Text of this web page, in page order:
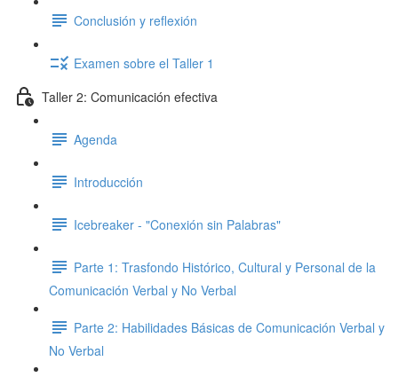
Conclusión y reflexión
Examen sobre el Taller 1
Taller 2: Comunicación efectiva
Agenda
Introducción
Icebreaker - "Conexión sin Palabras"
Parte 1: Trasfondo Histórico, Cultural y Personal de la
Comunicación Verbal y No Verbal
Parte 2: Habilidades Básicas de Comunicación Verbal y
No Verbal